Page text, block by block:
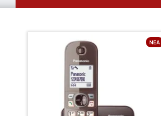
ΝΈΑ